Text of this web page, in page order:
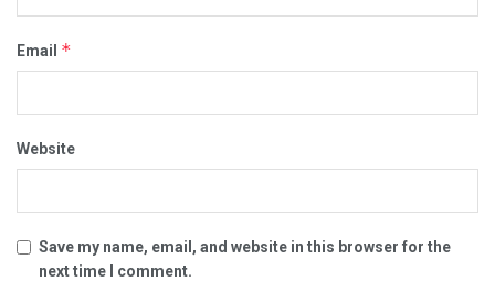
Email *
Website
Save my name, email, and website in this browser for the
next time I comment.